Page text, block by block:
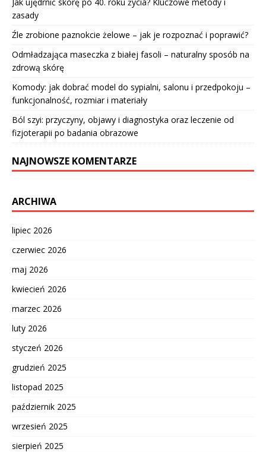
zasady
Źle zrobione paznokcie żelowe – jak je rozpoznać i poprawić?
Odmładzająca maseczka z białej fasoli – naturalny sposób na
zdrową skórę
Komody: jak dobrać model do sypialni, salonu i przedpokoju –
funkcjonalność, rozmiar i materiały
Ból szyi: przyczyny, objawy i diagnostyka oraz leczenie od
fizjoterapii po badania obrazowe
NAJNOWSZE KOMENTARZE
ARCHIWA
lipiec 2026
czerwiec 2026
maj 2026
kwiecień 2026
marzec 2026
luty 2026
styczeń 2026
grudzień 2025
listopad 2025
październik 2025
wrzesień 2025
sierpień 2025